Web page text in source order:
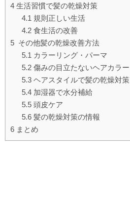
4 生活習慣で髪の乾燥対策
4.1 規則正しい生活
4.2食生活の改善
5 その他髪の乾燥改善方法
5.1 カラーリング・パーマ
5.2傷みの目立たないヘアカラー
5.3ヘアスタイルで髪の乾燥対策
5.4加湿器で水分補給
5.5頭皮ケア
5.6髪の乾燥対策の情報
6 まとめ